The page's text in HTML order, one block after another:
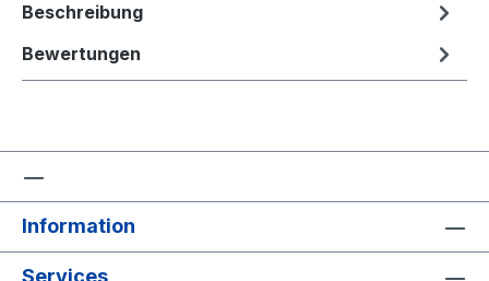
Beschreibung
Bewertungen
Information
Services